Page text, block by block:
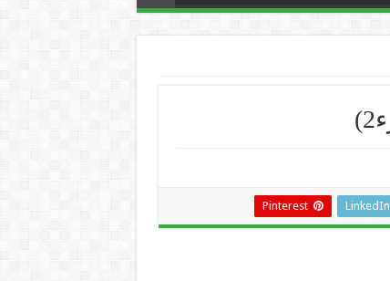
LinkedIn
Pinterest